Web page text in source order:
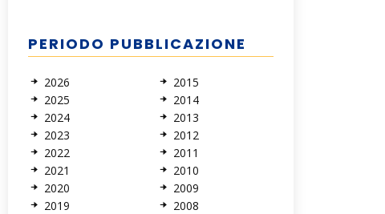
PERIODO PUBBLICAZIONE
2026
2025
2024
2023
2022
2021
2020
2019
2015
2014
2013
2012
2011
2010
2009
2008